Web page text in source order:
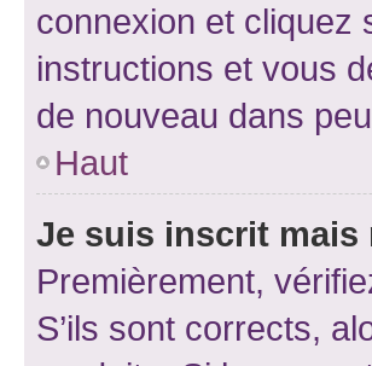
connexion et cliquez
instructions et vous
de nouveau dans
Haut
Je suis inscrit mais
Premièrement,
S’ils sont corrects,